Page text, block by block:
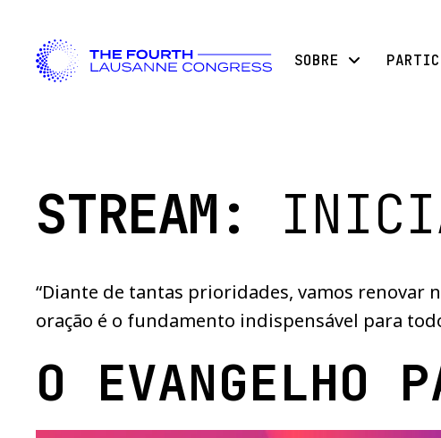
SOBRE
STREAM:
“Diante de tantas prioridades, vamos renovar
oração é o fundamento indispensável para
O EVANGELHO